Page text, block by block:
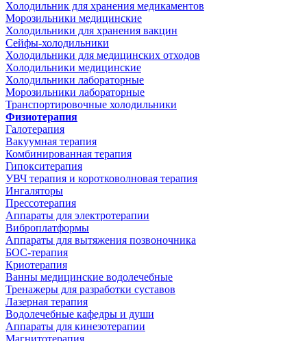
Холодильник для хранения медикаментов
Морозильники медицинские
Холодильники для хранения вакцин
Сейфы-холодильники
Холодильники для медицинских отходов
Холодильники медицинские
Холодильники лабораторные
Морозильники лабораторные
Транспортировочные холодильники
Физиотерапия
Галотерапия
Вакуумная терапия
Комбинированная терапия
Гипокситерапия
УВЧ терапия и коротковолновая терапия
Ингаляторы
Прессотерапия
Аппараты для электротерапии
Виброплатформы
Аппараты для вытяжения позвоночника
БОС-терапия
Криотерапия
Ванны медицинские водолечебные
Тренажеры для разработки суставов
Лазерная терапия
Водолечебные кафедры и души
Аппараты для кинезотерапии
Магнитотерапия